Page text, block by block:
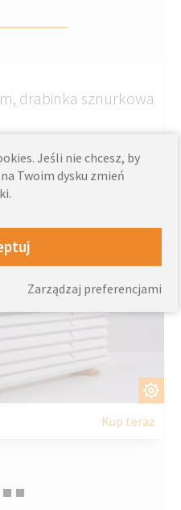
drabinka sznurkowa
Kup teraz
Jeśli nie chcesz, by
Twoim dysku zmień
Zarządzaj preferencjami